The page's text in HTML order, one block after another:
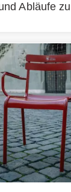
Abläufe